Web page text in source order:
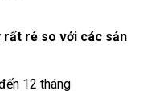
rất rẻ so với các sản
12 tháng